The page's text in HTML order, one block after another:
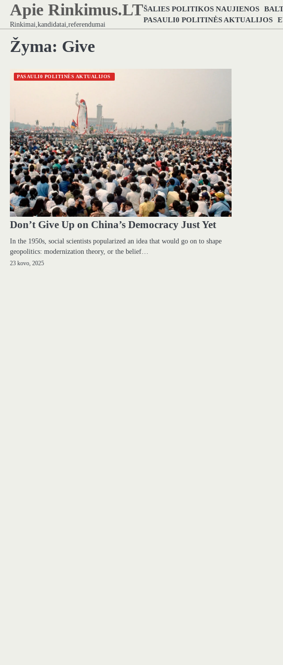
Skip
content
Apie Rinkimus.LT
Rinkimai,kandidatai,referendumai
ŠALIES POLITIKOS NAUJIENOS
PASAULI0 POLITINĖS AKTUALIJOS
Žyma: Give
PASAULI0 POLITINĖS AKTUALIJOS
Don’t Give Up on China’s Democracy Just Yet
In the 1950s, social scientists popularized an idea that would go on to shape
geopolitics: modernization theory, or the belief…
23 kovo, 2025